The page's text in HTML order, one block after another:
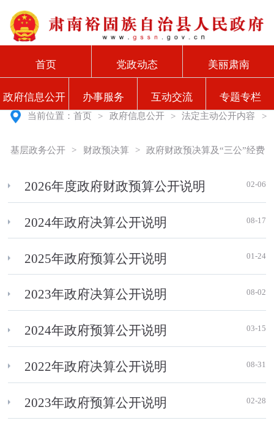
首页 党政动态 美丽肃南
政府信息公开 办事服务 互动交流 专题专栏
当前位置：首页 > 政府信息公开 > 法定主动公开内容 >
基层政务公开 > 财政预决算 > 政府财政预决算及“三公”经费
2026年度政府财政预算公开说明 02-06
2024年政府决算公开说明 08-17
2025年政府预算公开说明 01-24
2023年政府决算公开说明 08-02
2024年政府预算公开说明 03-15
2022年政府决算公开说明 08-31
2023年政府预算公开说明 02-28